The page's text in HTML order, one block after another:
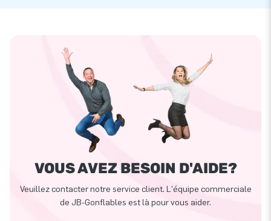
VOUS AVEZ BESOIN D'AIDE?
Veuillez contacter notre service client. L'équipe commerciale
de JB-Gonflables est là pour vous aider.